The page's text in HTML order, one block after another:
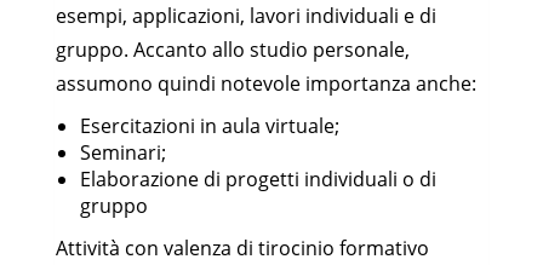
esempi, applicazioni, lavori individuali e di
gruppo. Accanto allo studio personale,
assumono quindi notevole importanza anche:
Esercitazioni in aula virtuale;
Seminari;
Elaborazione di progetti individuali o di
gruppo
Attività con valenza di tirocinio formativo